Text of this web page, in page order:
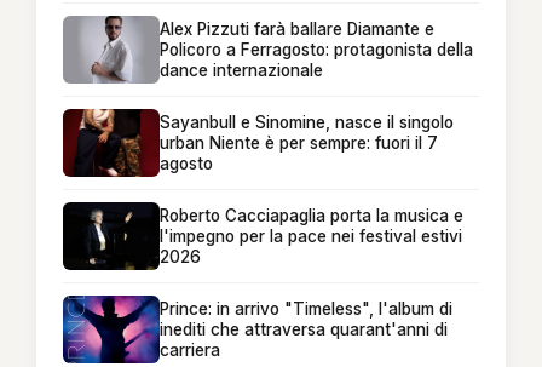
Alex Pizzuti farà ballare Diamante e
Policoro a Ferragosto: protagonista della
dance internazionale
Sayanbull e Sinomine, nasce il singolo
urban Niente è per sempre: fuori il 7
agosto
Roberto Cacciapaglia porta la musica e
l'impegno per la pace nei festival estivi
2026
Prince: in arrivo "Timeless", l'album di
inediti che attraversa quarant'anni di
carriera